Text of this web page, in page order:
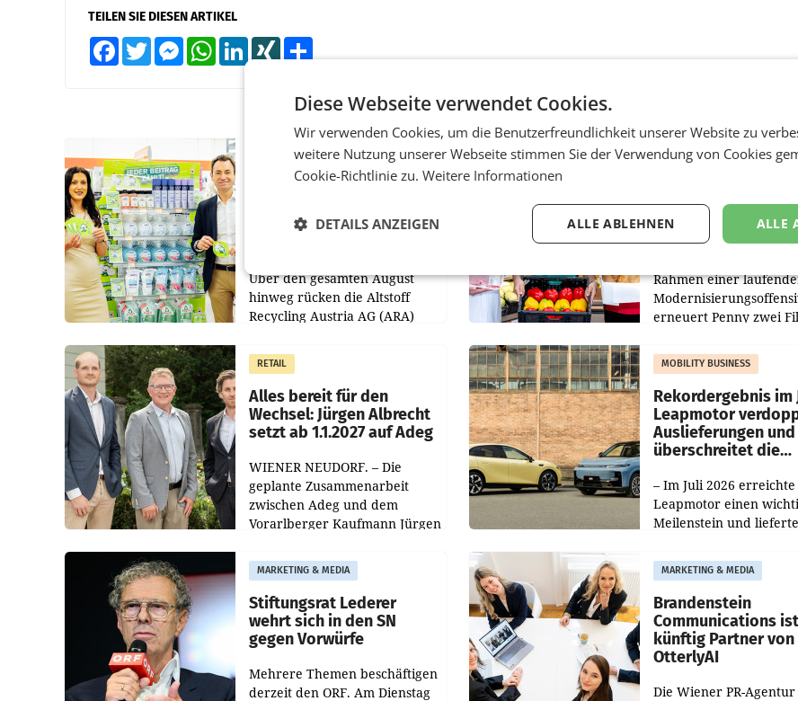
TEILEN SIE DIESEN ARTIKEL
FacebookTwitter MessengerWhatsAppLinkedInXING
Müller informieren am
Über den gesamten August
hinweg rücken die Altstoff
Recycling Austria AG (ARA)
Müller die Initiative „Kreislauf-
Helden“ in allen
österreichischen Müller-Filialen
RETAIL
Filialen in Ober- und
Niederösterreich
Rahmen einer
erneuert Penny zwei
Die beiden Standorte
Haag sowie im rund
RETAIL
Alles bereit für den
Wechsel: Jürgen Albrecht
setzt ab 1.1.2027 auf Adeg
WIENER NEUDORF. – Die
geplante Zusammenarbeit
zwischen Adeg und dem
Vorarlberger Kaufmann Jürgen
freigegeben: Die
Bundeswettbewerbsbehörde
und der Bundeskartellanwalt
MOBILITY BUSINESS
Rekordergebnis im
Leapmotor
Auslieferungen und
überschreitet die
– Im Juli 2026 erreichte
Leapmotor einen
Meilenstein und lieferte
aus, womit sich das
gegenüber Juli 2025
verdoppelte (+102
MARKETING & MEDIA
Stiftungsrat Lederer
wehrt sich in den SN
gegen Vorwürfe
Mehrere Themen beschäftigen
derzeit den ORF. Am Dienstag
MARKETING & MEDIA
Brandenstein
Communications ist
künftig Partner von
OtterlyAI
Die Wiener PR-Agentur
Diese Webseite verwendet Cookies.
Wir verwenden Cookies, um die Benutzerfreundlichkeit unserer Website zu
weitere Nutzung unserer Webseite stimmen Sie der Verwendung von Cookies
Cookie-Richtlinie zu. Weitere Informationen
ALLE
ALLE ABLEHNEN
DETAILS ANZEIGEN